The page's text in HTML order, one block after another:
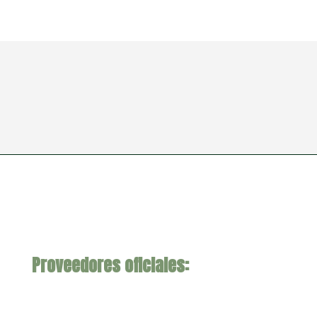
Proveedores oficiales: